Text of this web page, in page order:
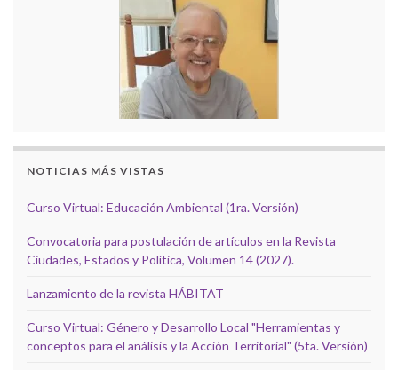
NOTICIAS MÁS VISTAS
Curso Virtual: Educación Ambiental (1ra. Versión)
Convocatoria para postulación de artículos en la Revista
Ciudades, Estados y Política, Volumen 14 (2027).
Lanzamiento de la revista HÁBITAT
Curso Virtual: Género y Desarrollo Local "Herramientas y
conceptos para el análisis y la Acción Territorial" (5ta. Versión)